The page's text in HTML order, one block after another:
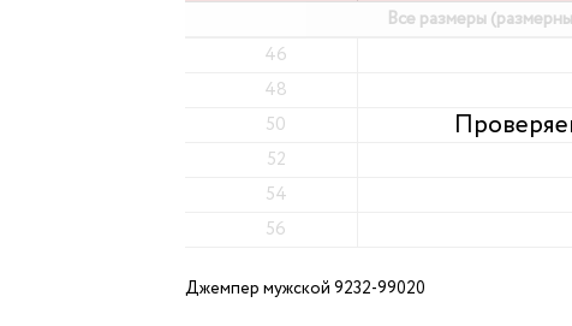
Все размеры
46
48
50
52
54
56
Джемпер мужской 9232-99020